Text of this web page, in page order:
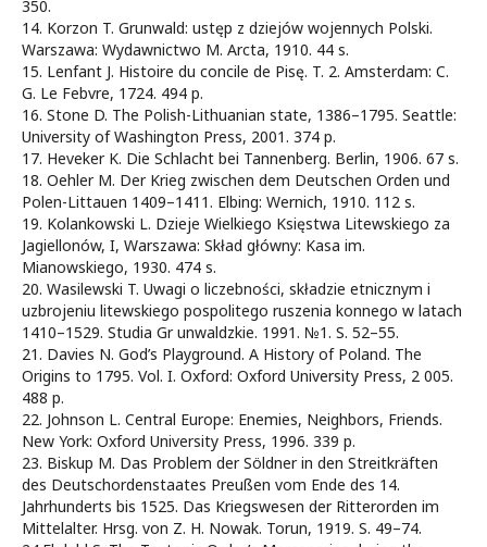
350.
14. Korzon T. Grunwald: ustęp z dziejów wojennych Polski.
Warszawa: Wydawnictwo M. Arcta, 1910. 44 s.
15. Lenfant J. Histoire du concile de Pisę. T. 2. Amsterdam: C.
G. Le Febvre, 1724. 494 p.
16. Stone D. The Polish-Lithuanian state, 1386–1795. Seattle:
University of Washington Press, 2001. 374 p.
17. Heveker K. Die Schlacht bei Tannenberg. Berlin, 1906. 67 s.
18. Oehler M. Der Krieg zwischen dem Deutschen Orden und
Polen-Littauen 1409–1411. Elbing: Wernich, 1910. 112 s.
19. Kolankowski L. Dzieje Wielkiego Księstwa Litewskiego za
Jagiellonów, I, Warszawa: Skład główny: Kasa im.
Mianowskiego, 1930. 474 s.
20. Wasilewski T. Uwagi o liczebności, składzie etnicznym i
uzbrojeniu litewskiego pospolitego ruszenia konnego w latach
1410–1529. Studia Gr unwaldzkie. 1991. №1. S. 52–55.
21. Davies N. God’s Playground. A History of Poland. The
Origins to 1795. Vol. I. Oxford: Oxford University Press, 2 005.
488 p.
22. Johnson L. Central Europe: Enemies, Neighbors, Friends.
New York: Oxford University Press, 1996. 339 p.
23. Biskup M. Das Problem der Söldner in den Streitkräften
des Deutschordenstaates Preußen vom Ende des 14.
Jahrhunderts bis 1525. Das Kriegswesen der Ritterorden im
Mittelalter. Hrsg. von Z. H. Nowak. Torun, 1919. S. 49–74.